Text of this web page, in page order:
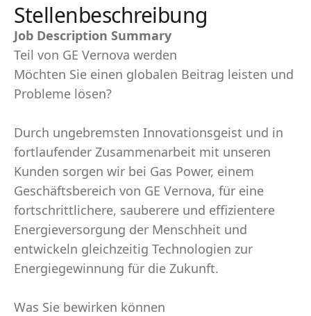
Stellenbeschreibung
Job Description Summary
Teil von GE Vernova werden
Möchten Sie einen globalen Beitrag leisten und
Probleme lösen?
Durch ungebremsten Innovationsgeist und in
fortlaufender Zusammenarbeit mit unseren
Kunden sorgen wir bei Gas Power, einem
Geschäftsbereich von GE Vernova, für eine
fortschrittlichere, sauberere und effizientere
Energieversorgung der Menschheit und
entwickeln gleichzeitig Technologien zur
Energiegewinnung für die Zukunft.
Was Sie bewirken können